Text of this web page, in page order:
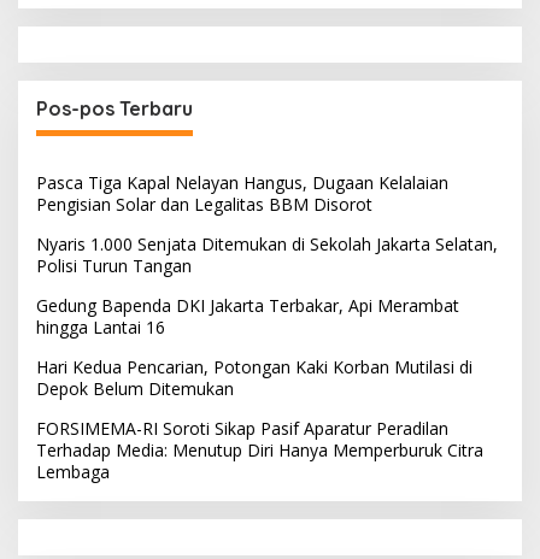
Pos-pos Terbaru
Pasca Tiga Kapal Nelayan Hangus, Dugaan Kelalaian
Pengisian Solar dan Legalitas BBM Disorot
Nyaris 1.000 Senjata Ditemukan di Sekolah Jakarta Selatan,
Polisi Turun Tangan
Gedung Bapenda DKI Jakarta Terbakar, Api Merambat
hingga Lantai 16
Hari Kedua Pencarian, Potongan Kaki Korban Mutilasi di
Depok Belum Ditemukan
FORSIMEMA-RI Soroti Sikap Pasif Aparatur Peradilan
Terhadap Media: Menutup Diri Hanya Memperburuk Citra
Lembaga